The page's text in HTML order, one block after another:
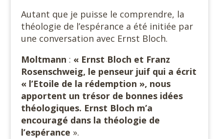
Autant que je puisse le comprendre, la
théologie de l’espérance a été initiée par
une conversation avec Ernst Bloch.
Moltmann : « Ernst Bloch et Franz
Rosenschweig, le penseur juif qui a écrit
« l’Etoile de la rédemption », nous
apportent un trésor de bonnes idées
théologiques. Ernst Bloch m’a
encouragé dans la théologie de
l’espérance ».